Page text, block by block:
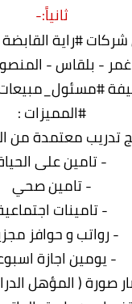
ثانياً:-
#راية
غمر - بلقاس -
#مسئول_مبيعات
#المميزات :
معتمدة من
- تامين على
- تامين صحي
- تامينات
- رواتب و حوافز
- يومين اجازة
صورة ( المؤهل